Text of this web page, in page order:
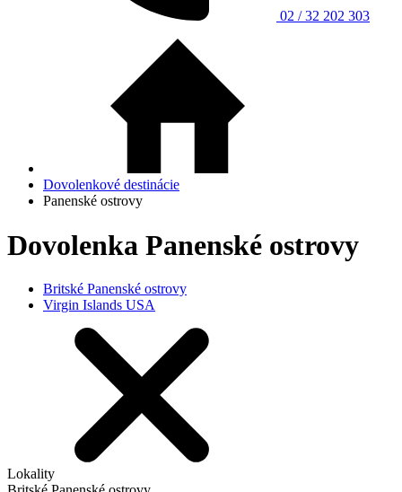
02 / 32 202 303
Dovolenkové destinácie
Panenské ostrovy
Dovolenka Panenské ostrovy
Britské Panenské ostrovy
Virgin Islands USA
Lokality